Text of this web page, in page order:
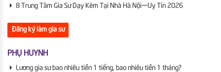
8 Trung Tâm Gia Sư Dạy Kèm Tại Nhà Hà Nội | Uy Tín 2026
Đăng ký làm gia sư
PHỤ HUYNH
Lương gia sư bao nhiêu tiền 1 tiếng, bao nhiêu tiền 1 tháng?